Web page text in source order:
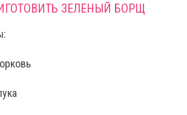
ЗЕЛЕНЫЙ БОРЩ